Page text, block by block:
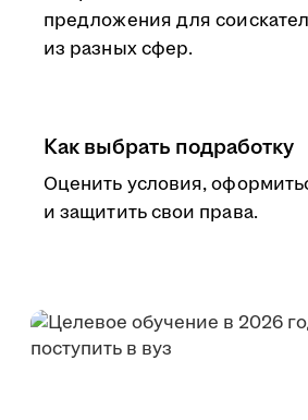
предложения для
из разных сфер.
Как выбрать подработку
Оценить условия,
и защитить свои права.